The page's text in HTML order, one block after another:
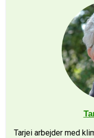
Tarjei arbejder med